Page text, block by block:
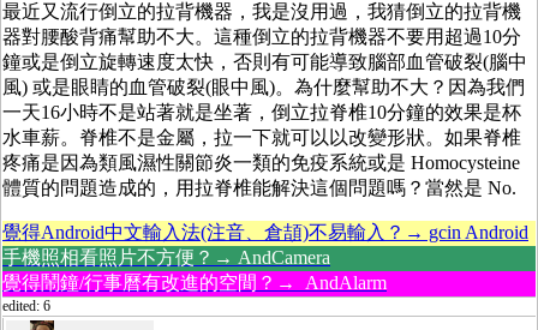
最近又流行倒立的拉背機器，我是沒用過，我猜倒立的拉背機
器對腰酸背痛幫助不大。這種倒立的拉背機器不要用超過10分
鐘或是倒立旋轉速度太快，否則有可能導致腦部血管破裂(腦中
風) 或是眼睛的血管破裂(眼中風)。為什麼幫助不大？因為我們
一天16小時不是站著就是坐著，倒立拉脊椎10分鐘的效果是杯
水車薪。脊椎不是金屬，拉一下就可以以改變形狀。如果脊椎
疼痛是因為類風濕性關節炎一類的免疫系統或是 Homocysteine
體質的問題造成的，用拉脊椎能解決這個問題嗎？當然是 No.
覺得Android中文輸入法(注音、倉頡)不易輸入？→ gcin Android
手機照相看照片不方便？→ AndCamera
覺得鬧鐘/行事曆有改進的空間？→ AndAlarm
edited: 6